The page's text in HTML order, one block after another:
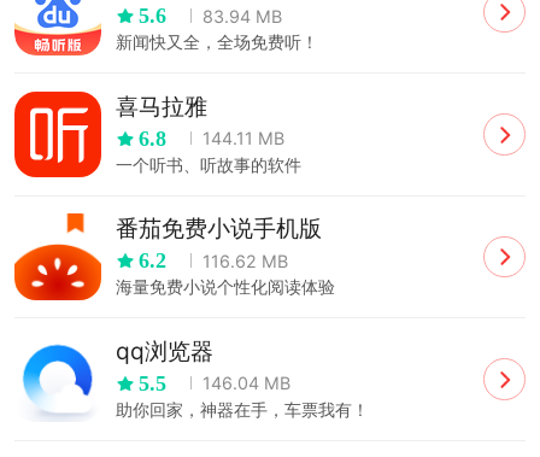
5.6
83.94 MB
新闻快又全，全场免费听！
喜马拉雅
6.8
144.11 MB
一个听书、听故事的软件
番茄免费小说手机版
6.2
116.62 MB
海量免费小说个性化阅读体验
qq浏览器
5.5
146.04 MB
助你回家，神器在手，车票我有！